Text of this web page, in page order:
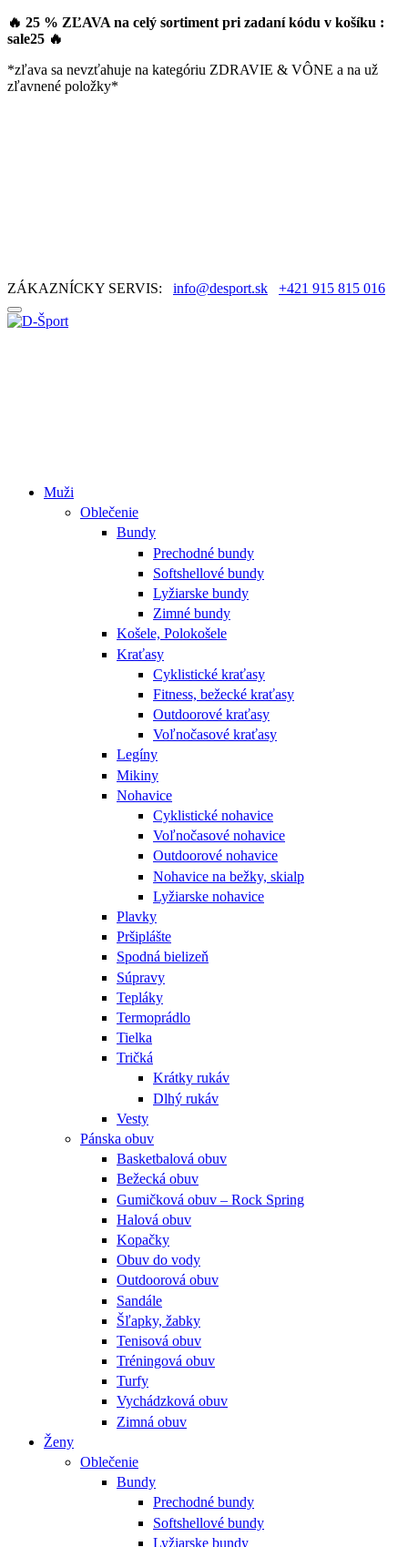
🔥 25 % ZĽAVA na celý sortiment pri zadaní kódu v košíku :
sale25 🔥
*zľava sa nevzťahuje na kategóriu ZDRAVIE & VÔNE a na už
zľavnené položky*
ZÁKAZNÍCKY SERVIS: info@desport.sk +421 915 815 016
Muži
Oblečenie
Bundy
Prechodné bundy
Softshellové bundy
Lyžiarske bundy
Zimné bundy
Košele, Polokošele
Kraťasy
Cyklistické kraťasy
Fitness, bežecké kraťasy
Outdoorové kraťasy
Voľnočasové kraťasy
Legíny
Mikiny
Nohavice
Cyklistické nohavice
Voľnočasové nohavice
Outdoorové nohavice
Nohavice na bežky, skialp
Lyžiarske nohavice
Plavky
Pršiplášte
Spodná bielizeň
Súpravy
Tepláky
Termoprádlo
Tielka
Tričká
Krátky rukáv
Dlhý rukáv
Vesty
Pánska obuv
Basketbalová obuv
Bežecká obuv
Gumičková obuv – Rock Spring
Halová obuv
Kopačky
Obuv do vody
Outdoorová obuv
Sandále
Šľapky, žabky
Tenisová obuv
Tréningová obuv
Turfy
Vychádzková obuv
Zimná obuv
Ženy
Oblečenie
Bundy
Prechodné bundy
Softshellové bundy
Lyžiarske bundy